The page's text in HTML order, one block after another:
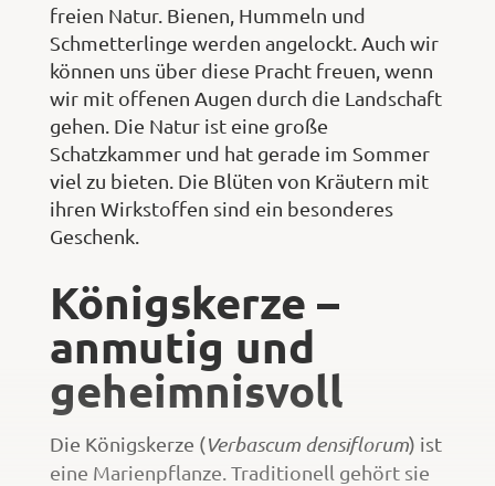
freien Natur. Bienen, Hummeln und
Schmetterlinge werden angelockt. Auch wir
können uns über diese Pracht freuen, wenn
wir mit offenen Augen durch die Landschaft
gehen. Die Natur ist eine große
Schatzkammer und hat gerade im Sommer
viel zu bieten. Die Blüten von Kräutern mit
ihren Wirkstoffen sind ein besonderes
Geschenk.
Königskerze –
anmutig und
geheimnisvoll
Die Königskerze (Verbascum densiflorum) ist
eine Marienpflanze. Traditionell gehört sie